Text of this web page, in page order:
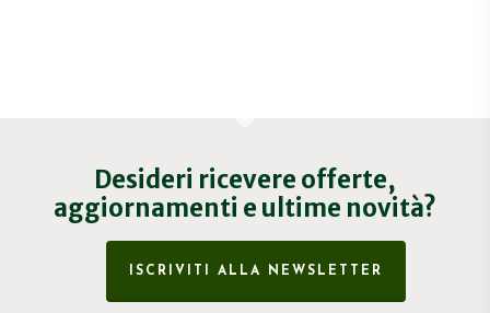
Desideri ricevere offerte,
aggiornamenti e ultime novità?
ISCRIVITI ALLA NEWSLETTER